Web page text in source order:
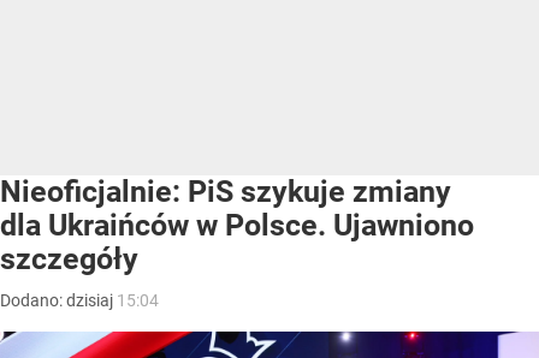
Nieoficjalnie: PiS szykuje zmiany
dla Ukraińców w Polsce. Ujawniono
szczegóły
Dodano:dzisiaj 15:04